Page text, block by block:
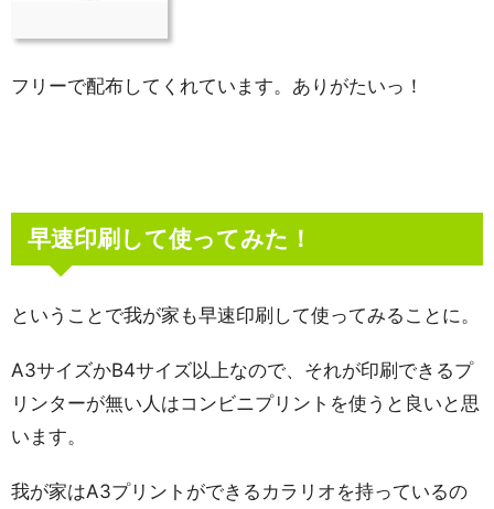
フリーで配布してくれています。ありがたいっ！
早速印刷して使ってみた！
ということで我が家も早速印刷して使ってみることに。
A3サイズかB4サイズ以上なので、それが印刷できるプ
リンターが無い人はコンビニプリントを使うと良いと思
います。
我が家はA3プリントができるカラリオを持っているの